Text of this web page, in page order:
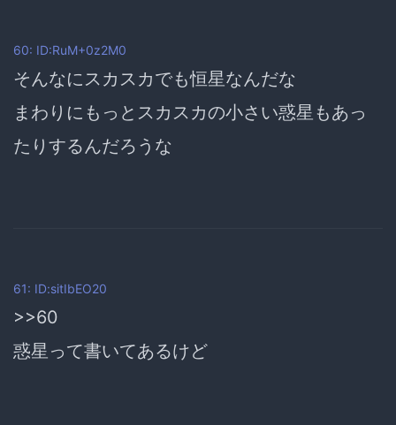
60: ID:RuM+0z2M0
そんなにスカスカでも恒星なんだな
まわりにもっとスカスカの小さい惑星もあっ
たりするんだろうな
61: ID:sitIbEO20
>>60
惑星って書いてあるけど